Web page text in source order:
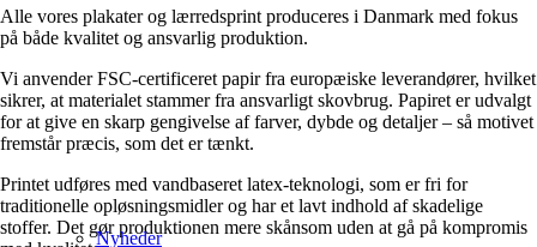
Nyheder
Alle vores plakater og lærredsprint produceres i Danmark med fokus
på både kvalitet og ansvarlig produktion.
Vi anvender FSC-certificeret papir fra europæiske leverandører, hvilket
sikrer, at materialet stammer fra ansvarligt skovbrug. Papiret er udvalgt
for at give en skarp gengivelse af farver, dybde og detaljer – så motivet
fremstår præcis, som det er tænkt.
Printet udføres med vandbaseret latex-teknologi, som er fri for
traditionelle opløsningsmidler og har et lavt indhold af skadelige
stoffer. Det gør produktionen mere skånsom uden at gå på kompromis